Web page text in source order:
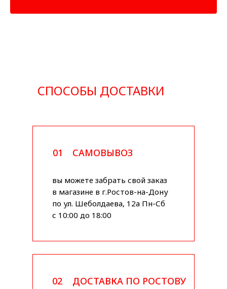
СПОСОБЫ ДОСТАВКИ
САМОВЫВОЗ
01
вы можете забрать свой заказ
в магазине в г.Ростов-на-Дону
по ул. Шеболдаева, 12а Пн-Сб
с 10:00 до 18:00
ДОСТАВКА ПО РОСТОВУ
02